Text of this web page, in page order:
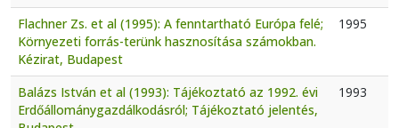
Flachner Zs. et al (1995): A fenntartható Európa felé;
Környezeti forrás-terünk hasznosítása számokban.
Kézirat, Budapest
1995
Balázs István et al (1993): Tájékoztató az 1992. évi
Erdőállománygazdálkodásról; Tájékoztató jelentés,
1993